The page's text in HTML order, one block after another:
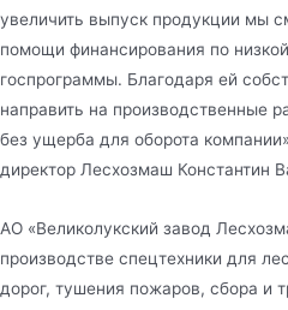
увеличить выпуск продукции мы
помощи финансирования по
госпрограммы. Благодаря ей
направить на производственные
без ущерба для оборота
директор Лесхозмаш Константин
АО «Великолукский завод
производстве спецтехники для
дорог, тушения пожаров, сбора и